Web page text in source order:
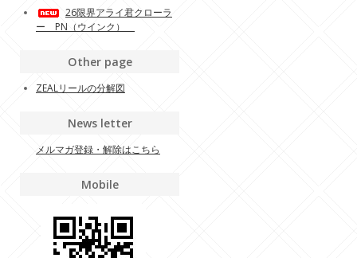
26限界アライ君クローラ
ー PN（ウインク）
Other page
ZEALリールの分解図
News letter
メルマガ登録・解除はこちら
Mobile